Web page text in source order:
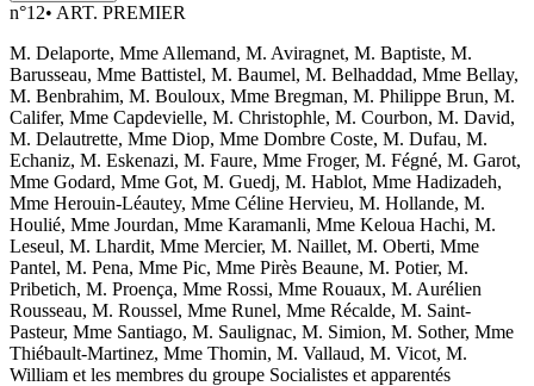
n°12• ART. PREMIER
M. Delaporte, Mme Allemand, M. Aviragnet, M. Baptiste, M.
Barusseau, Mme Battistel, M. Baumel, M. Belhaddad, Mme Bellay,
M. Benbrahim, M. Bouloux, Mme Bregman, M. Philippe Brun, M.
Califer, Mme Capdevielle, M. Christophle, M. Courbon, M. David,
M. Delautrette, Mme Diop, Mme Dombre Coste, M. Dufau, M.
Echaniz, M. Eskenazi, M. Faure, Mme Froger, M. Fégné, M. Garot,
Mme Godard, Mme Got, M. Guedj, M. Hablot, Mme Hadizadeh,
Mme Herouin-Léautey, Mme Céline Hervieu, M. Hollande, M.
Houlié, Mme Jourdan, Mme Karamanli, Mme Keloua Hachi, M.
Leseul, M. Lhardit, Mme Mercier, M. Naillet, M. Oberti, Mme
Pantel, M. Pena, Mme Pic, Mme Pirès Beaune, M. Potier, M.
Pribetich, M. Proença, Mme Rossi, Mme Rouaux, M. Aurélien
Rousseau, M. Roussel, Mme Runel, Mme Récalde, M. Saint-
Pasteur, Mme Santiago, M. Saulignac, M. Simion, M. Sother, Mme
Thiébault-Martinez, Mme Thomin, M. Vallaud, M. Vicot, M.
William et les membres du groupe Socialistes et apparentés